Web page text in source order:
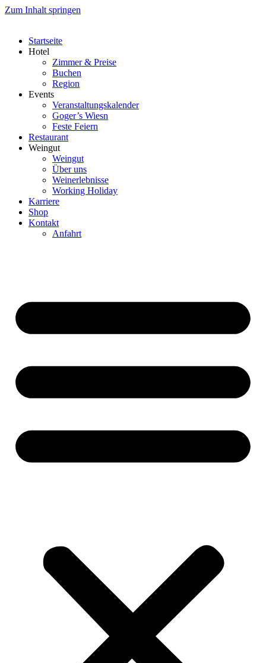
Zum Inhalt springen
Startseite
Hotel
Zimmer & Preise
Buchen
Region
Events
Veranstaltungskalender
Goger’s Wiesn
Feste Feiern
Restaurant
Weingut
Weingut
Über uns
Weinerlebnisse
Working Holiday
Karriere
Shop
Kontakt
Anfahrt